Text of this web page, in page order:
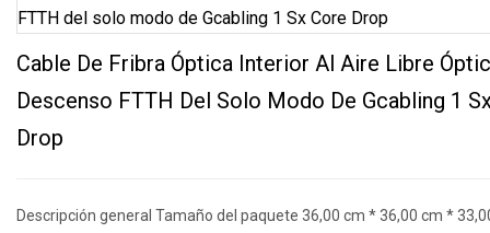
Cable De Fribra Óptica Interior Al Aire Libre
Descenso FTTH Del Solo Modo De Gcabling 1
Drop
Descripción general Tamaño del paquete 36,00 cm * 36,00 cm *